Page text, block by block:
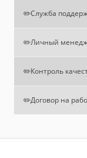
✏️Служба
✏️Личный
✏️Контроль
✏️Договор на